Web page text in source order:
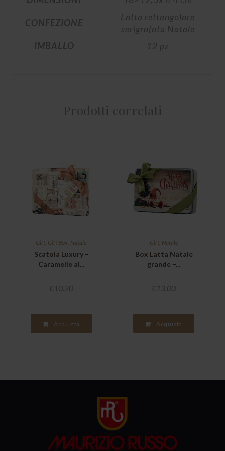
CONFEZIONE
Latta rettangolare
serigrafata Natale
IMBALLO
12 pz
Prodotti correlati
Gift Gift Box Natale
Scatola Luxury –
Caramelle al...
€ 10.20
Acquista
Gift, Natale
Box Latta Natale
grande –...
€ 13.00
Acquista